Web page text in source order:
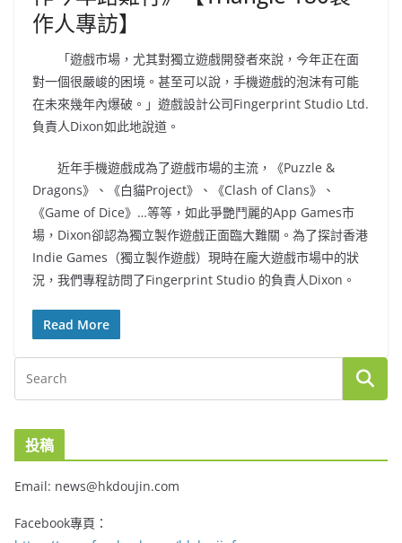
作人專訪】
「遊戲市場，尤其對獨立遊戲開發者來說，今年正在面
對一個很嚴峻的困境。甚至可以說，手機遊戲的泡沫有可能
在未來幾年內爆破。」遊戲設計公司Fingerprint Studio Ltd.
負責人Dixon如此地說道。
近年手機遊戲成為了遊戲市場的主流，《Puzzle &
Dragons》、《白貓Project》、《Clash of Clans》、
《Game of Dice》…等等，如此爭艷鬥麗的App Games市
場，Dixon卻認為獨立製作遊戲正面臨大難關。為了探討香港
Indie Games（獨立製作遊戲）現時在龐大遊戲市場中的狀
況，我們專程訪問了Fingerprint Studio 的負責人Dixon。
Read More
投稿
Email: news@hkdoujin.com
Facebook專頁：